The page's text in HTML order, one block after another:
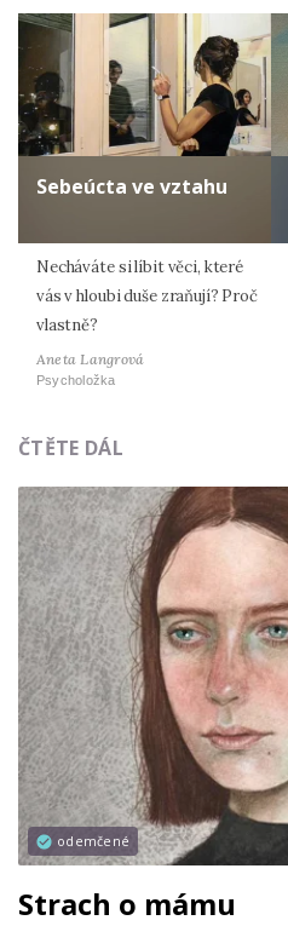
Sebeúcta ve vztahu
Necháváte si líbit věci, které
vás v hloubi duše zraňují? Proč
vlastně?
Aneta Langrová
Psycholožka
ČTĚTE DÁL
odemčené
Strach o mámu